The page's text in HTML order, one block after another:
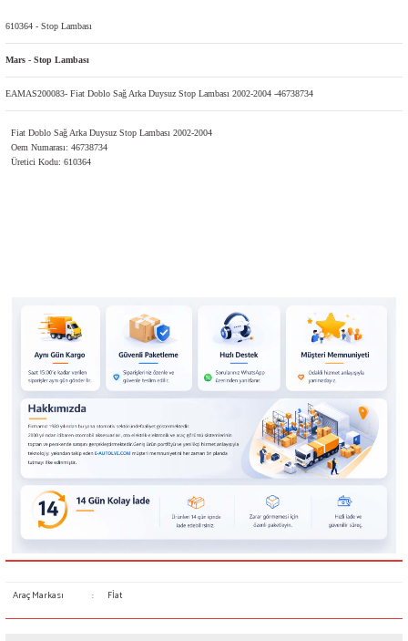
610364 - Stop Lambası
Mars - Stop Lambası
EAMAS200083- Fiat Doblo Sağ Arka Duysuz Stop Lambası 2002-2004 -46738734
Fiat Doblo Sağ Arka Duysuz Stop Lambası 2002-2004
Oem Numarası: 46738734
Üretici Kodu: 610364
Araç Markası : Fİat